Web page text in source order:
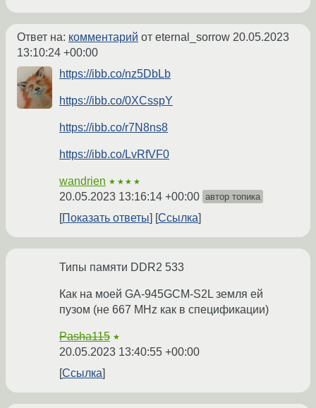
Ответ на: комментарий от eternal_sorrow 20.05.2023
13:10:24 +00:00
https://ibb.co/nz5DbLb
https://ibb.co/0XCsspY
https://ibb.co/r7N8ns8
https://ibb.co/LvRfVF0
wandrien ★★★★
20.05.2023 13:16:14 +00:00 автор топика
Показать ответы Ссылка
Типы памяти DDR2 533
Как на моей GA-945GCM-S2L земля ей
пузом (не 667 MHz как в спецификации)
Pasha115 ★
20.05.2023 13:40:55 +00:00
Ссылка